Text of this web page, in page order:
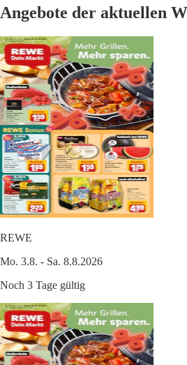
Angebote der aktuellen
REWE
Mo. 3.8. - Sa. 8.8.2026
Noch 3 Tage gültig